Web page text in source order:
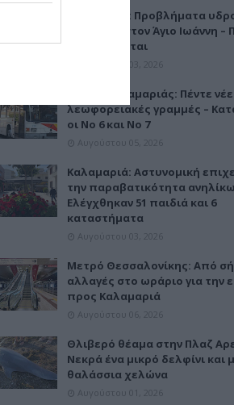
Καλαμαριά: Προβλήματα
την Τρίτη στον Άγιο Ιωάννη –
επηρεάζονται
Αυγούστου 03, 2026
Μετρό Καλαμαριάς: Πέντε
λεωφορειακές γραμμές –
οι Νο 6 και Νο 7
Αυγούστου 05, 2026
Καλαμαριά: Αστυνομική
την παραβατικότητα
Ελέγχθηκαν 51 παιδιά και 6
καταστήματα
Αυγούστου 03, 2026
Μετρό Θεσσαλονίκης: Από
αλλαγές στο ωράριο για την
προς Καλαμαριά
Αυγούστου 06, 2026
Θλιβερό θέαμα στην Πλαζ
Νεκρά ένα μικρό δελφίνι και
θαλάσσια χελώνα
Αυγούστου 01, 2026